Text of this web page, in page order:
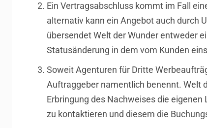
Ein Vertragsabschluss kommt im Fall
alternativ kann ein Angebot auch durch
übersendet Welt der Wunder entweder
Statusänderung in dem vom Kunden
Soweit Agenturen für Dritte
Auftraggeber namentlich benennt. Welt
Erbringung des Nachweises die
zu kontaktieren und diesem die